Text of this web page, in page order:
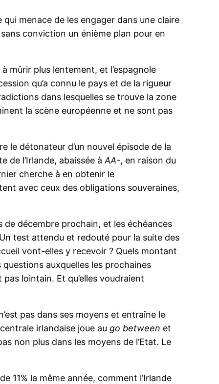
menace de les engager dans une claire
conviction un énième plan pour en
mûrir plus lentement, et l’espagnole
qu’a connu le pays et de la rigueur
dans lesquelles se trouve la zone
la scène européenne et ne sont pas
le détonateur d’un nouvel épisode de la
de l’Irlande, abaissée àAA-, en raison du
cherche à en obtenir le
avec ceux des obligations souveraines,
décembre prochain, et les échéances
test attendu et redouté pour la suite des
vont-elles y recevoir ? Quels montant
auxquelles les prochaines
lointain. Et qu’elles voudraient
pas dans ses moyens et entraîne le
irlandaise joue au go between et
non plus dans les moyens de l’Etat. Le
11% la même année, comment l’Irlande